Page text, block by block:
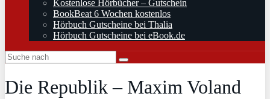
Kostenlose Hörbücher – Gutschein
BookBeat 6 Wochen kostenlos
Hörbuch Gutscheine bei Thalia
Hörbuch Gutscheine bei eBook.de
Die Republik – Maxim Voland